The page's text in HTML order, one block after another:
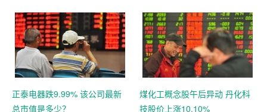
正泰电器跌9.99% 该公司最新
总市值是多少？
煤化工概念股午后异动 丹化科
技股价上涨10.10%